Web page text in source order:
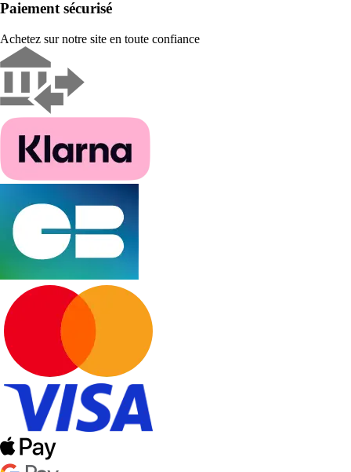
Paiement sécurisé
Achetez sur notre site en toute confiance